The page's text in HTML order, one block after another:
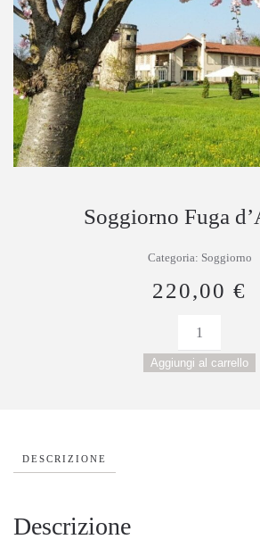
Soggiorno Fuga
Categoria: Soggiorno
220,00 €
Soggiorno
Fuga
d’Amore
Aggiungi al carrello
DESCRIZIONE
Descrizione